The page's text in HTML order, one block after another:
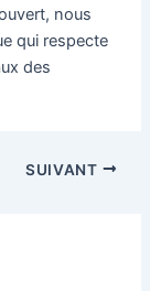
nous
qui respecte
des
SUIVANT